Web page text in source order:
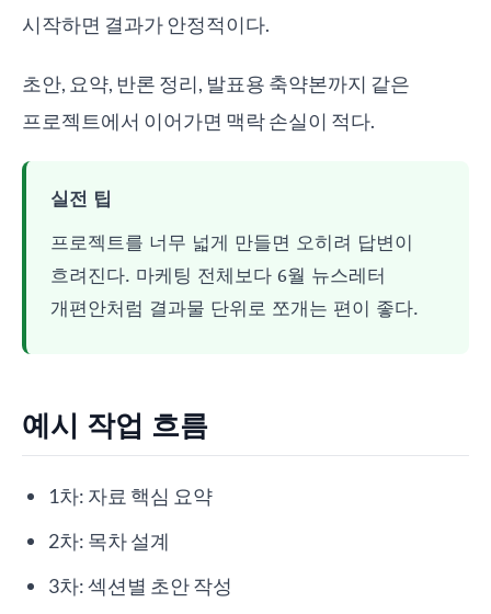
시작하면 결과가 안정적이다.
초안, 요약, 반론 정리, 발표용 축약본까지 같은
프로젝트에서 이어가면 맥락 손실이 적다.
실전 팁
프로젝트를 너무 넓게 만들면 오히려 답변이
흐려진다. 마케팅 전체보다 6월 뉴스레터
개편안처럼 결과물 단위로 쪼개는 편이 좋다.
예시 작업 흐름
1차: 자료 핵심 요약
2차: 목차 설계
3차: 섹션별 초안 작성